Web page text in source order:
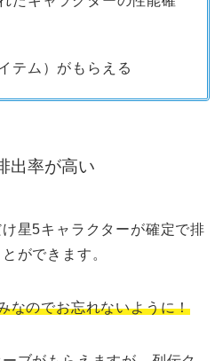
テム）がもらえる
出率が高い
星5キャラクターが確定で排
ができます。
なのでお忘れないように！